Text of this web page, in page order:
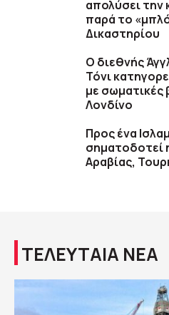
απολύσει την
παρά το
Δικαστηρίου
Ο διεθνής
Τόνι
με σωματικές
Λονδίνο
Προς ένα
σηματοδοτεί
Αραβίας,
ΤΕΛΕΥΤΑΙΑ ΝΕΑ